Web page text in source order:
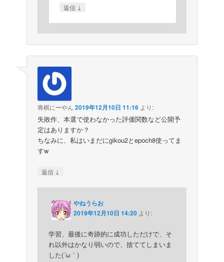
返信 ↓
将棋にーやん 2019年12月10日 11:16 より:
失敗作、本選で使わなかった評価関数など公開予
定はありますか？
ちなみに、私はいまだにgikou2とepoch8使ってま
すw
返信 ↓
やねうらお
2019年12月10日 14:20 より:
学習、最後に奇跡的に成功しただけで、そ
れ以外はかなり弱いので、捨ててしまいま
した(´ω｀)